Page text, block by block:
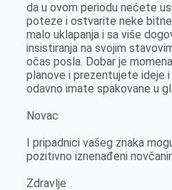
da u ovom periodu nećete
poteze i ostvarite neke
malo uklapanja i sa više
insistiranja na svojim
očas posla. Dobar je
planove i prezentujete ideje
odavno imate spakovane u
Novac
I pripadnici vašeg znaka
pozitivno iznenađeni
Zdravlje